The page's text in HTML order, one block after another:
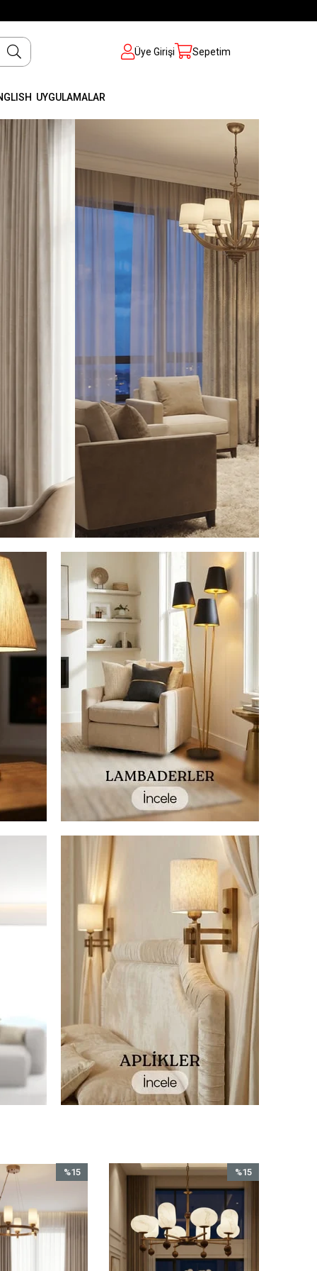
Üye Girişi Sepetim
UYGULAMALAR
%15
%15İndirim
%15
İndirim
%15İndirim